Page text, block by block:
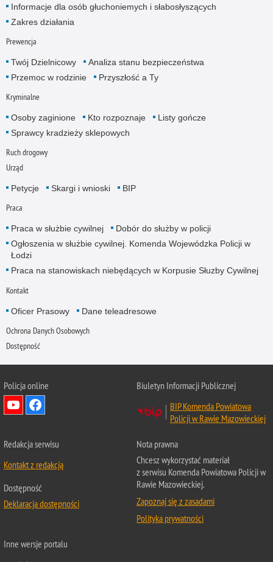
Informacje dla osób głuchoniemych i słabosłyszących
Zakres działania
Prewencja
Twój Dzielnicowy
Analiza stanu bezpieczeństwa
Przemoc w rodzinie
Przyszłość a Ty
Kryminalne
Osoby zaginione Kto rozpoznaje
Listy gończe
Sprawcy kradzieży sklepowych
Ruch drogowy
Urząd
Petycje Skargi i wnioski BIP
Praca
Praca w służbie cywilnej
Dobór do służby w policji
Ogłoszenia w służbie cywilnej. Komenda Wojewódzka Policji w
Łodzi
Praca na stanowiskach niebędących w Korpusie Słuzby Cywilnej
Kontakt
Oficer Prasowy Dane teleadresowe
Ochrona Danych Osobowych
Dostępność
Policja online
Biuletyn Informacji Publicznej
BIP Komenda Powiatowa
Policji w Rawie Mazowieckiej
Redakcja serwisu
Kontakt z redakcją
Dostępność
Deklaracja dostępności
Nota prawna
Chcesz wykorzystać materiał
z serwisu Komenda Powiatowa Policji w
Rawie Mazowieckiej.
Zapoznaj się z zasadami
Polityka prywatności
Inne wersje portalu